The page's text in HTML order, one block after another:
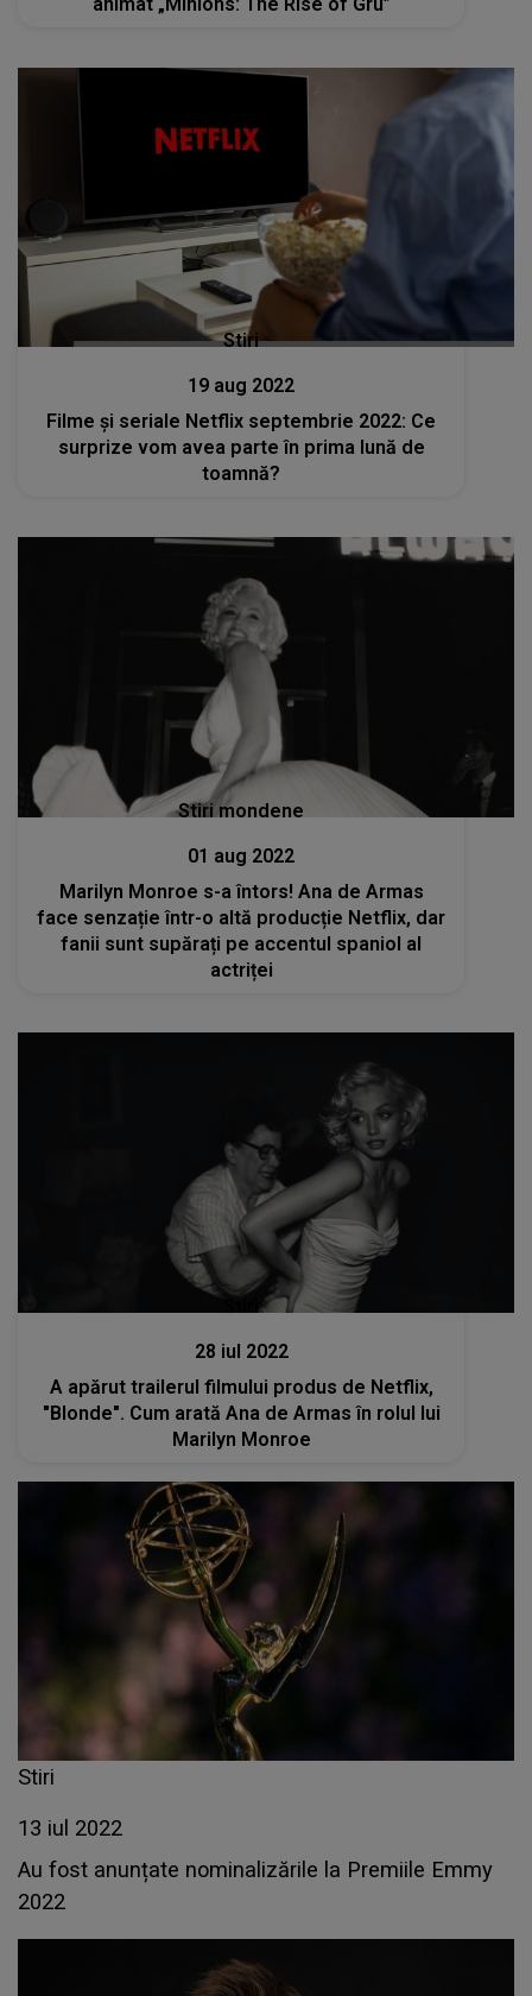
Stiri
19 aug 2022
Filme și seriale Netflix septembrie 2022: Ce
surprize vom avea parte în prima lună de
toamnă?
Stiri mondene
01 aug 2022
Marilyn Monroe s-a întors! Ana de Armas
face senzație într-o altă producție Netflix, dar
fanii sunt supărați pe accentul spaniol al
actriței
Stiri
28 iul 2022
A apărut trailerul filmului produs de Netflix,
"Blonde". Cum arată Ana de Armas în rolul lui
Marilyn Monroe
Stiri
13 iul 2022
Au fost anunțate nominalizările la Premiile Emmy
2022